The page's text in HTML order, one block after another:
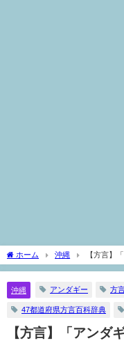
ホーム 沖縄 【方言】
沖縄 アンダギー 方
47都道府県方言百科辞典
【方言】「アンダ